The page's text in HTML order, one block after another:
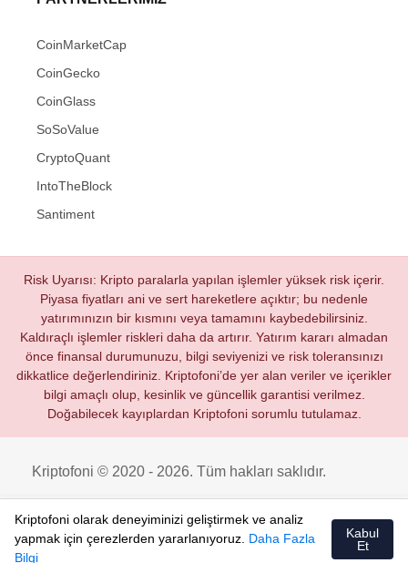
CoinMarketCap
CoinGecko
CoinGlass
SoSoValue
CryptoQuant
IntoTheBlock
Santiment
Risk Uyarısı: Kripto paralarla yapılan işlemler yüksek risk içerir.
Piyasa fiyatları ani ve sert hareketlere açıktır; bu nedenle
yatırımınızın bir kısmını veya tamamını kaybedebilirsiniz.
Kaldıraçlı işlemler riskleri daha da artırır. Yatırım kararı almadan
önce finansal durumunuzu, bilgi seviyenizi ve risk toleransınızı
dikkatlice değerlendiriniz. Kriptofoni’de yer alan veriler ve içerikler
bilgi amaçlı olup, kesinlik ve güncellik garantisi verilmez.
Doğabilecek kayıplardan Kriptofoni sorumlu tutulamaz.
Kriptofoni © 2020 - 2026. Tüm hakları saklıdır.
Kriptofoni olarak deneyiminizi geliştirmek ve analiz
yapmak için çerezlerden yararlanıyoruz. Daha Fazla
Bilgi
Kabul
Et